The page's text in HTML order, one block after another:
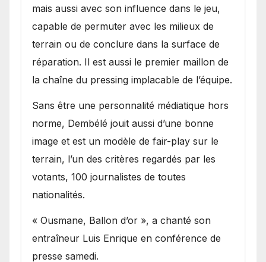
mais aussi avec son influence dans le jeu,
capable de permuter avec les milieux de
terrain ou de conclure dans la surface de
réparation. Il est aussi le premier maillon de
la chaîne du pressing implacable de l’équipe.
Sans être une personnalité médiatique hors
norme, Dembélé jouit aussi d’une bonne
image et est un modèle de fair-play sur le
terrain, l’un des critères regardés par les
votants, 100 journalistes de toutes
nationalités.
« Ousmane, Ballon d’or », a chanté son
entraîneur Luis Enrique en conférence de
presse samedi.